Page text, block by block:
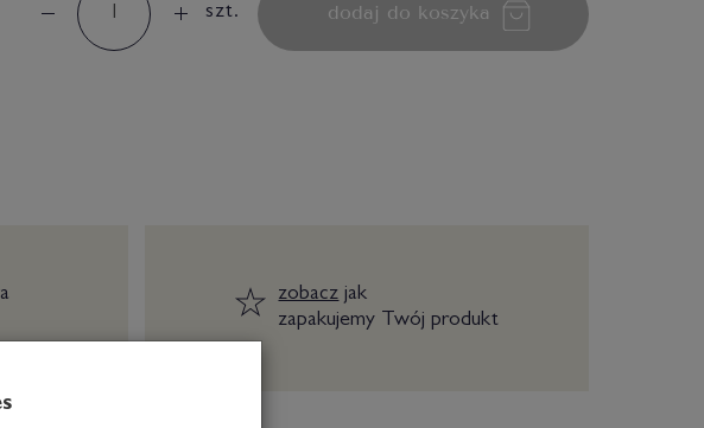
szt. dodaj do koszyka
zobaczjak
zapakujemy Twój produkt